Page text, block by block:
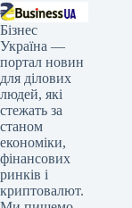
Бізнес
Україна —
портал новин
для ділових
людей, які
стежать за
станом
економіки,
фінансових
ринків і
криптовалют.